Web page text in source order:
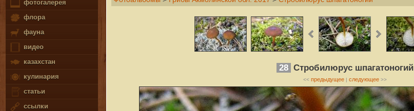
фотогалерея
флора
фауна
видео
казахстан
кулинария
статьи
ссылки
28 Стробилюрус шпагатоногий
<< предыдущее| следующее>>